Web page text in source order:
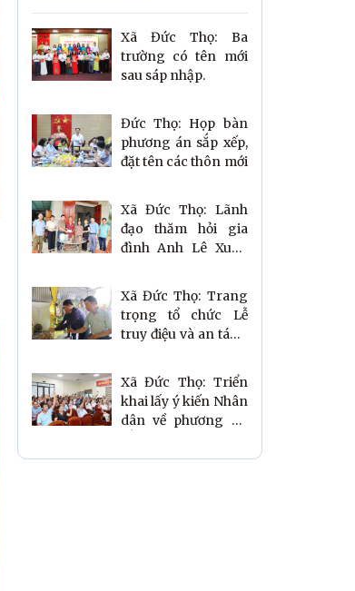
Xã Đức Thọ: Ba
trường có tên mới
sau sáp nhập.
Đức Thọ: Họp bàn
phương án sắp xếp,
đặt tên các thôn mới
Xã Đức Thọ: Lãnh
đạo thăm hỏi gia
đình Anh Lê Xuân
Xã Đức Thọ: Trang
trọng tổ chức Lễ
truy điệu và an táng
Xã Đức Thọ: Triển
khai lấy ý kiến Nhân
dân về phương án
tên thôn trên địa